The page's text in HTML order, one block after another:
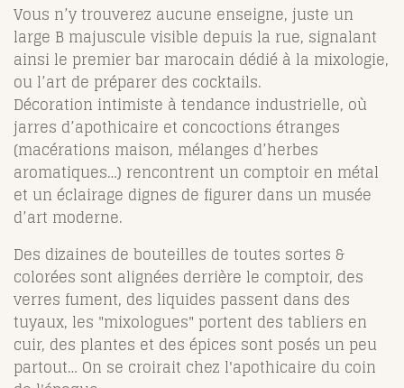
Vous n’y trouverez aucune enseigne, juste un
large B majuscule visible depuis la rue, signalant
ainsi le premier bar marocain dédié à la mixologie,
ou l’art de préparer des cocktails.
Décoration intimiste à tendance industrielle, où
jarres d’apothicaire et concoctions étranges
(macérations maison, mélanges d’herbes
aromatiques…) rencontrent un comptoir en métal
et un éclairage dignes de figurer dans un musée
d’art moderne.
Des dizaines de bouteilles de toutes sortes &
colorées sont alignées derrière le comptoir, des
verres fument, des liquides passent dans des
tuyaux, les "mixologues" portent des tabliers en
cuir, des plantes et des épices sont posés un peu
partout… On se croirait chez l'apothicaire du coin